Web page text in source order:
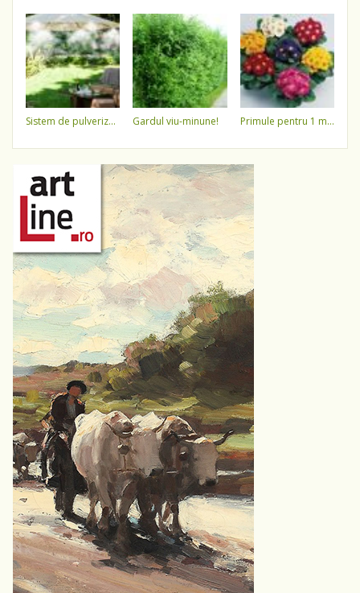
sistem de pulverizare a apei gardul viu-minune! primule pentru 1 martie 3,5 lei / ghiveci !!!!